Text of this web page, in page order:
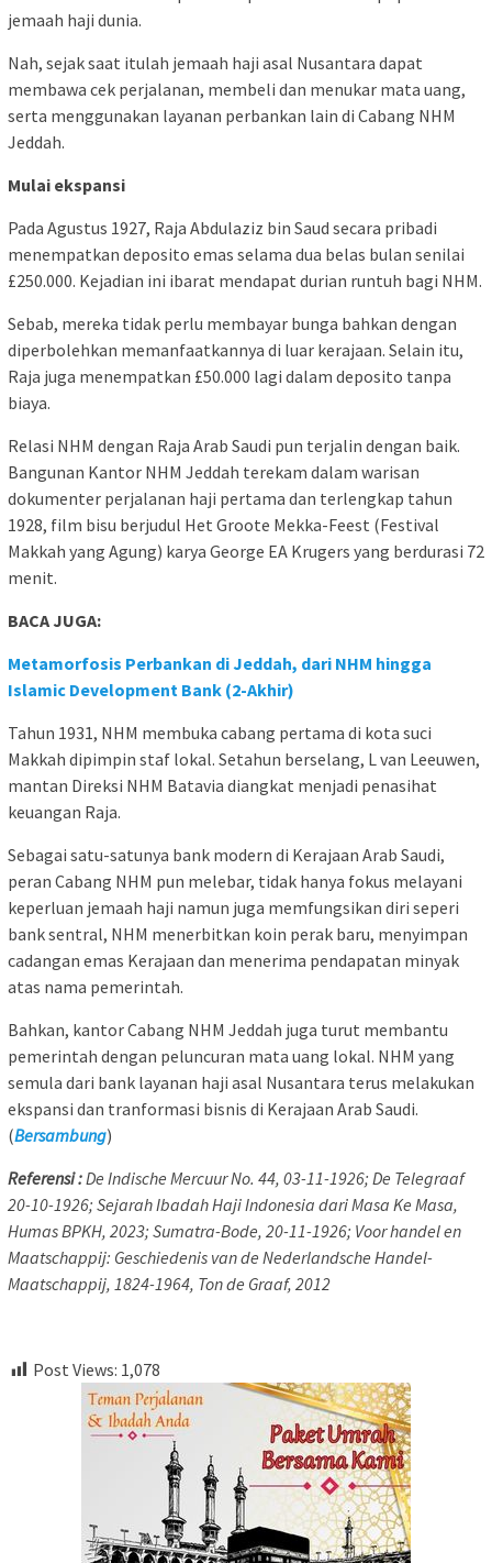
jemaah haji dunia.
Nah, sejak saat itulah jemaah haji asal Nusantara dapat
membawa cek perjalanan, membeli dan menukar mata uang,
serta menggunakan layanan perbankan lain di Cabang NHM
Jeddah.
Mulai ekspansi
Pada Agustus 1927, Raja Abdulaziz bin Saud secara pribadi
menempatkan deposito emas selama dua belas bulan senilai
£250.000. Kejadian ini ibarat mendapat durian runtuh bagi NHM.
Sebab, mereka tidak perlu membayar bunga bahkan dengan
diperbolehkan memanfaatkannya di luar kerajaan. Selain itu,
Raja juga menempatkan £50.000 lagi dalam deposito tanpa
biaya.
Relasi NHM dengan Raja Arab Saudi pun terjalin dengan baik.
Bangunan Kantor NHM Jeddah terekam dalam warisan
dokumenter perjalanan haji pertama dan terlengkap tahun
1928, film bisu berjudul Het Groote Mekka-Feest (Festival
Makkah yang Agung) karya George EA Krugers yang berdurasi 72
menit.
BACA JUGA:
Metamorfosis Perbankan di Jeddah, dari NHM hingga
Islamic Development Bank (2-Akhir)
Tahun 1931, NHM membuka cabang pertama di kota suci
Makkah dipimpin staf lokal. Setahun berselang, L van Leeuwen,
mantan Direksi NHM Batavia diangkat menjadi penasihat
keuangan Raja.
Sebagai satu-satunya bank modern di Kerajaan Arab Saudi,
peran Cabang NHM pun melebar, tidak hanya fokus melayani
keperluan jemaah haji namun juga memfungsikan diri seperi
bank sentral, NHM menerbitkan koin perak baru, menyimpan
cadangan emas Kerajaan dan menerima pendapatan minyak
atas nama pemerintah.
Bahkan, kantor Cabang NHM Jeddah juga turut membantu
pemerintah dengan peluncuran mata uang lokal. NHM yang
semula dari bank layanan haji asal Nusantara terus melakukan
ekspansi dan tranformasi bisnis di Kerajaan Arab Saudi.
(Bersambung)
Referensi :De Indische Mercuur No. 44, 03-11-1926; De Telegraaf
20-10-1926; Sejarah Ibadah Haji Indonesia dari Masa Ke Masa,
Humas BPKH, 2023; Sumatra-Bode, 20-11-1926; Voor handel en
Maatschappij: Geschiedenis van de Nederlandsche Handel-
Maatschappij, 1824-1964, Ton de Graaf, 2012
Post Views: 1,078